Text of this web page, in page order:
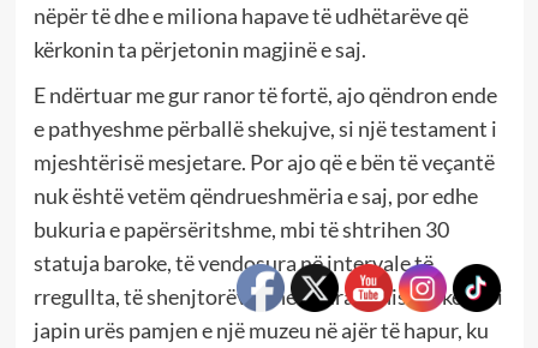
nëpër të dhe e miliona hapave të udhëtarëve që
kërkonin ta përjetonin magjinë e saj.
E ndërtuar me gur ranor të fortë, ajo qëndron ende
e pathyeshme përballë shekujve, si një testament i
mjeshtërisë mesjetare. Por ajo që e bën të veçantë
nuk është vetëm qëndrueshmëria e saj, por edhe
bukuria e papërsëritshme, mbi të shtrihen 30
statuja baroke, të vendosura në intervale të
rregullta, të shenjtorëve dhe figurave historike, që i
japin urës pamjen e një muzeu në ajër të hapur, ku